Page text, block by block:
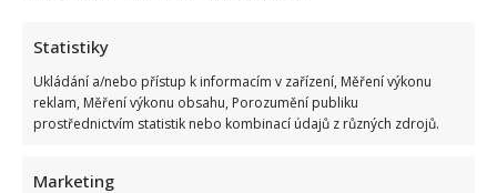
Statistiky
Ukládání a/nebo přístup k informacím v zařízení, Měření výkonu
reklam, Měření výkonu obsahu, Porozumění publiku
prostřednictvím statistik nebo kombinací údajů z různých zdrojů.
Marketing
chvástání obrátila proti němu a pobavila fanoušky